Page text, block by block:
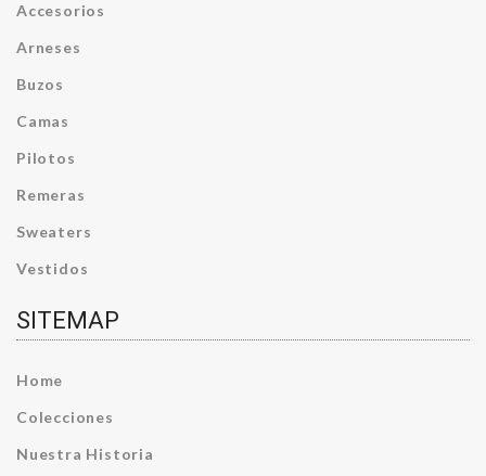
Accesorios
Arneses
Buzos
Camas
Pilotos
Remeras
Sweaters
Vestidos
SITEMAP
Home
Colecciones
Nuestra Historia